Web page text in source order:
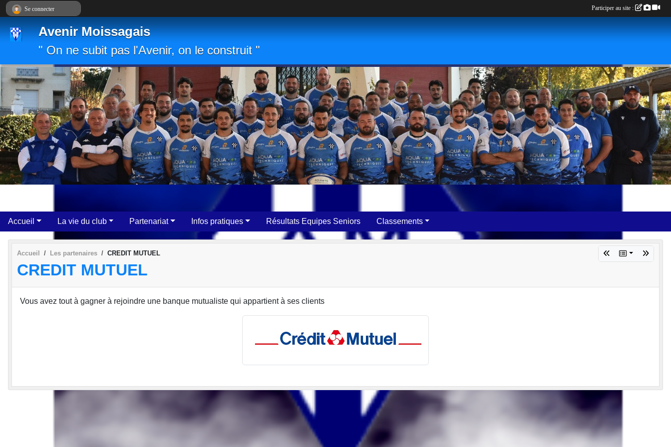
Avenir Moissagais
" On ne subit pas l'Avenir, on le construit "
Accueil La vie du club Partenariat Infos pratiques Résultats Equipes Seniors Classements
Accueil Les partenaires CREDIT MUTUEL
CREDIT MUTUEL
Vous avez tout à gagner à rejoindre une banque mutualiste qui appartient à ses clients
Se connecter Participer au site :
Panneau de gestion des cookies